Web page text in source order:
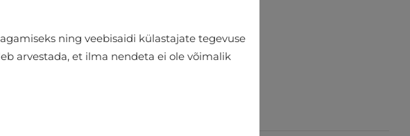
ning veebisaidi külastajate tegevuse
arvestada, et ilma nendeta ei ole võimalik